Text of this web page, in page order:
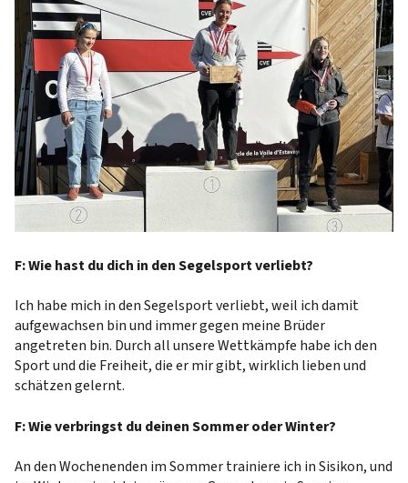
F: Wie hast du dich in den Segelsport verliebt?
Ich habe mich in den Segelsport verliebt, weil ich damit
aufgewachsen bin und immer gegen meine Brüder
angetreten bin. Durch all unsere Wettkämpfe habe ich den
Sport und die Freiheit, die er mir gibt, wirklich lieben und
schätzen gelernt.
F: Wie verbringst du deinen Sommer oder Winter?
An den Wochenenden im Sommer trainiere ich in Sisikon, und